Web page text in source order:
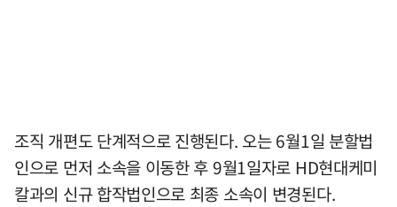
조직 개편도 단계적으로 진행된다. 오는 6월1일 분할법
인으로 먼저 소속을 이동한 후 9월1일자로 HD현대케미
칼과의 신규 합작법인으로 최종 소속이 변경된다.